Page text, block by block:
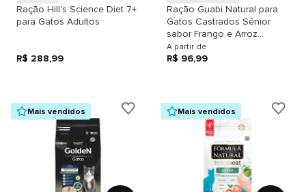
Ração Hill's Science Diet 7+
para Gatos Adultos
R$ 288,99
Ração Guabi Natural para
Gatos Castrados Sênior
sabor Frango e Arroz
Integral
A partir de
R$ 96,99
Mais vendidos Mais vendidos